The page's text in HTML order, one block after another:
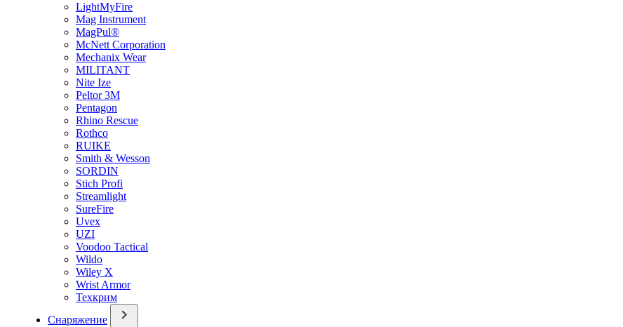
LightMyFire
Mag Instrument
MagPul®
McNett Corporation
Mechanix Wear
MILITANT
Nite Ize
Peltor 3M
Pentagon
Rhino Rescue
Rothco
RUIKE
Smith & Wesson
SORDIN
Stich Profi
Streamlight
SureFire
Uvex
UZI
Voodoo Tactical
Wildo
Wiley X
Wrist Armor
Техкрим
Снаряжение